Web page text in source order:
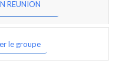
REUNION
le groupe